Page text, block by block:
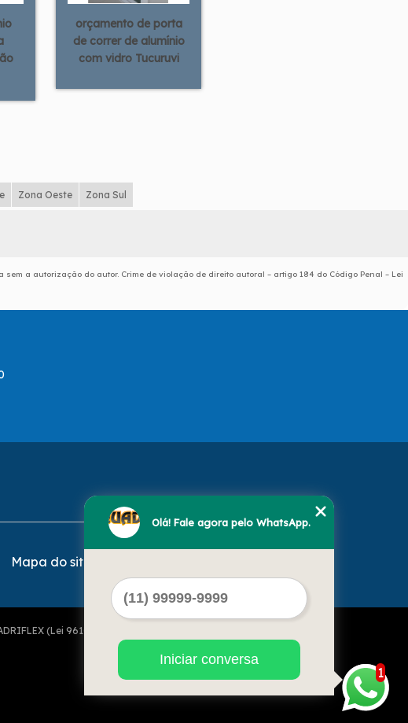
orçamento de porta
de correr de alumínio
com vidro Tucuruvi
Zona Oeste Zona Sul
a autorização do autor. Crime de violação de direito autoral – artigo 184 do Código Penal – Lei
Mapa do site
(Lei 9610 de 19/02/1998)
1
Olá! Fale agora pelo WhatsApp.
Iniciar conversa